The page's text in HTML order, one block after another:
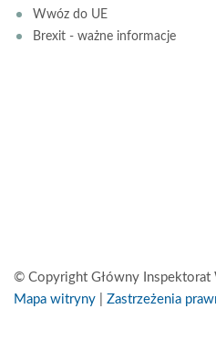
Wwóz do UE
Brexit - ważne informacje
© Copyright Główny Inspektorat
Mapa witryny
Zastrzeżenia